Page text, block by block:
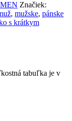
MEN Značiek:
, mužske, pánske
s krátkym
tabuľka je v